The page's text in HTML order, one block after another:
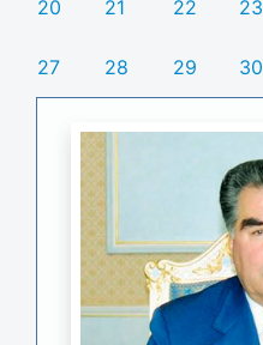
20 21 22 23
27 28 29 30